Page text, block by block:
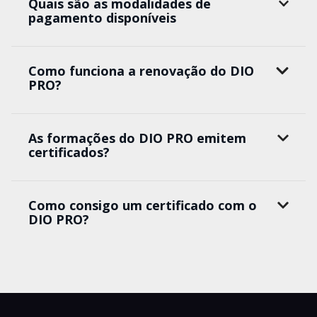
Quais são as modalidades de
pagamento disponíveis
Como funciona a renovação do DIO
PRO?
As formações do DIO PRO emitem
certificados?
Como consigo um certificado com o
DIO PRO?